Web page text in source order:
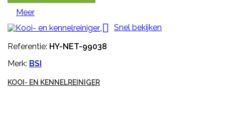
Meer

Snel bekijken
Referentie: HY-NET-99038
Merk: BSI
KOOI- EN KENNELREINIGER